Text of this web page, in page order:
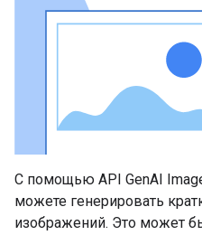
С помощью API GenAI
можете генерировать
изображений. Это может